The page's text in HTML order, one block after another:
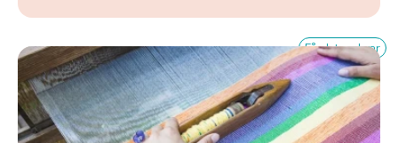
Få platser kvar